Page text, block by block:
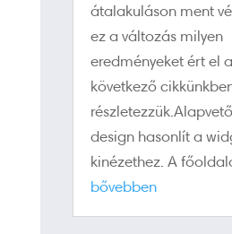
átalakuláson ment
ez a változás milyen
eredményeket ért el
következő
design hasonlít a
kinézethez. A
bővebben